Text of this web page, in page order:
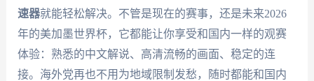
速器就能轻松解决。不管是现在的赛事，还是未来2026
年的美加墨世界杯，它都能让你享受和国内一样的观赛
体验：熟悉的中文解说、高清流畅的画面、稳定的连
接。海外党再也不用为地域限制发愁，随时都能和国内